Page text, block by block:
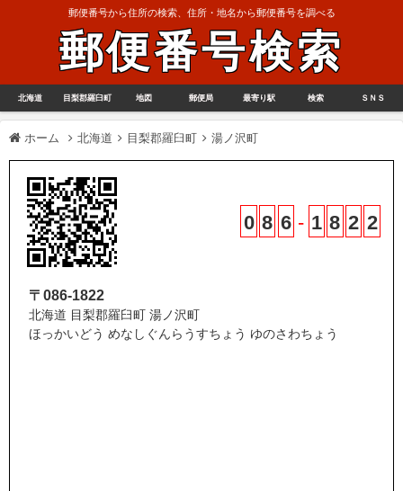
郵便番号から住所の検索、住所・地名から郵便番号を調べる
郵便番号検索
北海道 目梨郡羅臼町 地図 郵便局 最寄り駅 検索 ＳＮＳ
ホーム 北海道 目梨郡羅臼町 湯ノ沢町
0 8 6 - 1 8 2 2
〒086-1822
北海道 目梨郡羅臼町 湯ノ沢町
ほっかいどう めなしぐんらうすちょう ゆのさわちょう